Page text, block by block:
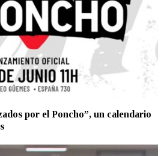
por el Poncho”, un calendario